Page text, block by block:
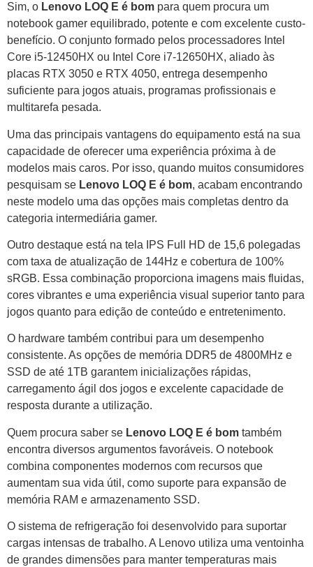
Sim, o Lenovo LOQ E é bom para quem procura um
notebook gamer equilibrado, potente e com excelente custo-
benefício. O conjunto formado pelos processadores Intel
Core i5-12450HX ou Intel Core i7-12650HX, aliado às
placas RTX 3050 e RTX 4050, entrega desempenho
suficiente para jogos atuais, programas profissionais e
multitarefa pesada.
Uma das principais vantagens do equipamento está na sua
capacidade de oferecer uma experiência próxima à de
modelos mais caros. Por isso, quando muitos consumidores
pesquisam se Lenovo LOQ E é bom, acabam encontrando
neste modelo uma das opções mais completas dentro da
categoria intermediária gamer.
Outro destaque está na tela IPS Full HD de 15,6 polegadas
com taxa de atualização de 144Hz e cobertura de 100%
sRGB. Essa combinação proporciona imagens mais fluidas,
cores vibrantes e uma experiência visual superior tanto para
jogos quanto para edição de conteúdo e entretenimento.
O hardware também contribui para um desempenho
consistente. As opções de memória DDR5 de 4800MHz e
SSD de até 1TB garantem inicializações rápidas,
carregamento ágil dos jogos e excelente capacidade de
resposta durante a utilização.
Quem procura saber se Lenovo LOQ E é bom também
encontra diversos argumentos favoráveis. O notebook
combina componentes modernos com recursos que
aumentam sua vida útil, como suporte para expansão de
memória RAM e armazenamento SSD.
O sistema de refrigeração foi desenvolvido para suportar
cargas intensas de trabalho. A Lenovo utiliza uma ventoinha
de grandes dimensões para manter temperaturas mais